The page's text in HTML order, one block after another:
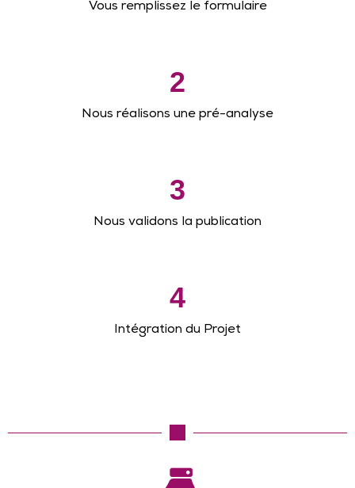
Vous remplissez le formulaire
2
Nous réalisons une pré-analyse
3
Nous validons la publication
4
Intégration du Projet